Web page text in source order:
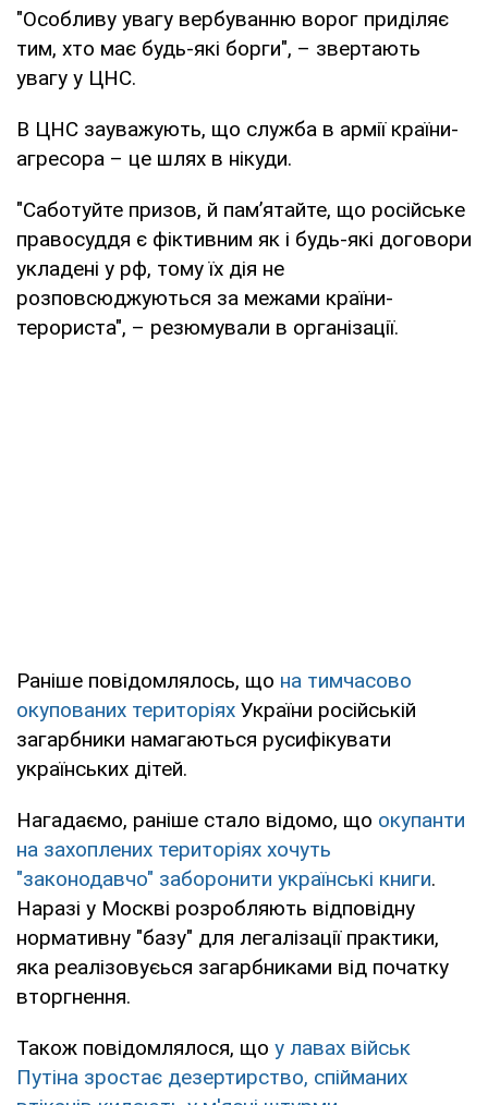
"Особливу увагу вербуванню ворог приділяє
тим, хто має будь-які борги", – звертають
увагу у ЦНС.
В ЦНС зауважують, що служба в армії країни-
агресора – це шлях в нікуди.
"Саботуйте призов, й пам’ятайте, що російське
правосуддя є фіктивним як і будь-які договори
укладені у рф, тому їх дія не
розповсюджуються за межами країни-
терориста", – резюмували в організації.
Раніше повідомлялось, що на тимчасово
окупованих територіях України російській
загарбники намагаються русифікувати
українських дітей.
Нагадаємо, раніше стало відомо, що окупанти
на захоплених територіях хочуть
"законодавчо" заборонити українські книги.
Наразі у Москві розробляють відповідну
нормативну "базу" для легалізації практики,
яка реалізовуєься загарбниками від початку
вторгнення.
Також повідомлялося, що у лавах військ
Путіна зростає дезертирство, спійманих